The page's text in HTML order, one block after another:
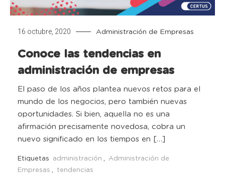
16 octubre, 2020 Administración de Empresas
Conoce las tendencias en
administración de empresas
El paso de los años plantea nuevos retos para el
mundo de los negocios, pero también nuevas
oportunidades. Si bien, aquella no es una
afirmación precisamente novedosa, cobra un
nuevo significado en los tiempos en […]
Etiquetas administración
Administración de
Empresas
tendencias